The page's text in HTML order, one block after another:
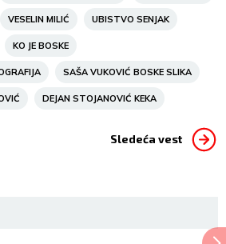
VESELIN MILIĆ UBISTVO SENJAK
KO JE BOSKE
SAŠA VUKOVIĆ BOSKE SLIKA
DEJAN STOJANOVIĆ KEKA
Sledeća vest